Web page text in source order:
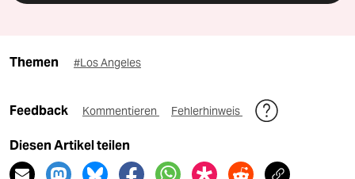
Themen #Los Angeles
Feedback Kommentieren Fehlerhinweis
Diesen Artikel teilen